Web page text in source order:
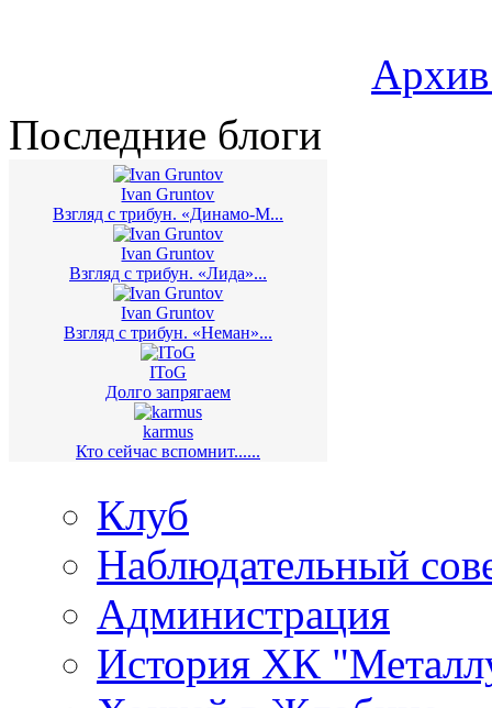
Последние блоги
Ivan Gruntov
Взгляд с трибун. «Динамо-М...
Ivan Gruntov
Взгляд с трибун. «Лида»...
Ivan Gruntov
Взгляд с трибун. «Неман»...
IToG
Долго запрягаем
karmus
Кто сейчас вспомнит......
Клуб
Наблюдательный
Администрация
История ХК